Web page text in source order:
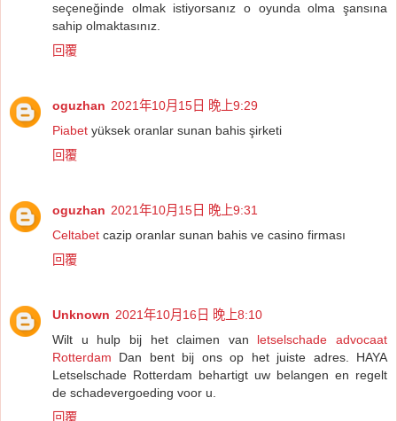
seçeneğinde olmak istiyorsanız o oyunda olma şansına
sahip olmaktasınız.
回覆
oguzhan 2021年10月15日 晚上9:29
Piabet yüksek oranlar sunan bahis şirketi
回覆
oguzhan 2021年10月15日 晚上9:31
Celtabet cazip oranlar sunan bahis ve casino firması
回覆
Unknown 2021年10月16日 晚上8:10
Wilt u hulp bij het claimen van letselschade advocaat
Rotterdam Dan bent bij ons op het juiste adres. HAYA
Letselschade Rotterdam behartigt uw belangen en regelt
de schadevergoeding voor u.
回覆